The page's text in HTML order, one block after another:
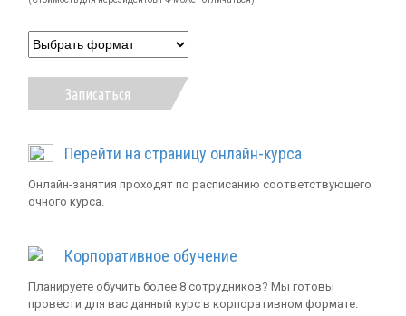
Записаться
Перейти на страницу онлайн-курса
Онлайн-занятия проходят по расписанию соответствующего
очного курса.
Корпоративное обучение
Планируете обучить более 8 сотрудников? Мы готовы
провести для вас данный курс в корпоративном формате.